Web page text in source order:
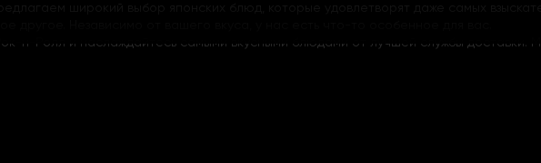
н-Ролл и наслаждайтесь самыми вкусными блюдами от лучшей службы доставки.